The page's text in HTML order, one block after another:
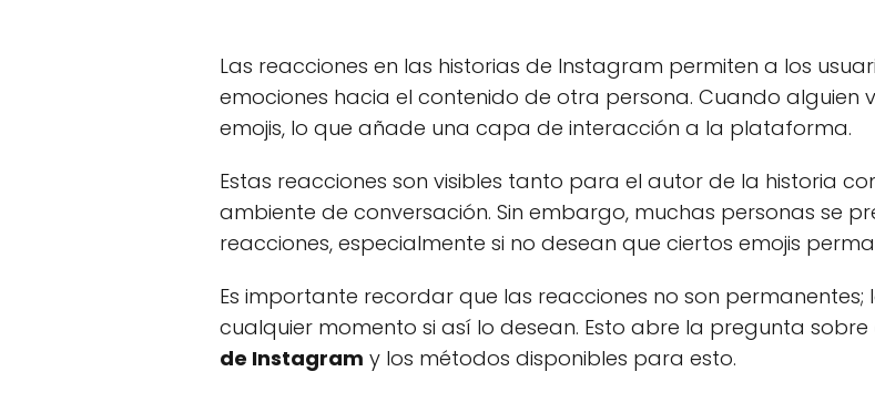
Las reacciones en las historias de Instagram permiten a los
emociones hacia el contenido de otra persona. Cuando alguien
emojis, lo que añade una capa de interacción a la plataforma.
Estas reacciones son visibles tanto para el autor de la historia
ambiente de conversación. Sin embargo, muchas personas se
reacciones, especialmente si no desean que ciertos emojis
Es importante recordar que las reacciones no son permanentes;
cualquier momento si así lo desean. Esto abre la pregunta sobre
de Instagram y los métodos disponibles para esto.